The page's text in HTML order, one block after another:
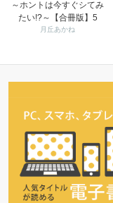
～ホントは今すぐシてみ
たい!?～【合冊版】5
月丘あかね